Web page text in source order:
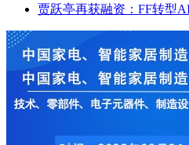
贾跃亭再获融资：FF转型